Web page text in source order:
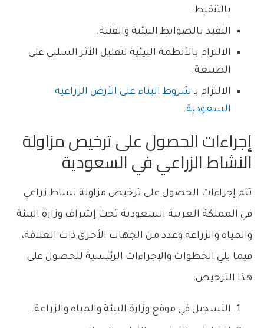
بالتنقيط.
التقيد بالضوابط البيئية والفنية.
الالتزام بالأنظمة البيئية لتقليل الأثر السلبي على
الطبيعة.
الالتزام بـ شروط البناء على الأرض الزراعية
السعودية.
إجراءات الحصول على ترخيص مزاولة
النشاط الزراعي في السعودية
تتم إجراءات الحصول على ترخيص مزاولة نشاط زراعي
في المملكة العربية السعودية تحت إشراف وزارة البيئة
والمياه والزراعة وعدد من الجهات الأخرى ذات العلاقة،
فيما يلي الخطوات والإجراءات الرئيسية للحصول على
هذا الترخيص:
التسجيل في موقع وزارة البيئة والمياه والزراعة.